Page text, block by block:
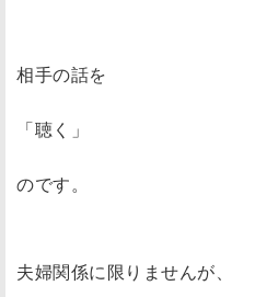
相手の話を
「聴く」
のです。
夫婦関係に限りませんが、